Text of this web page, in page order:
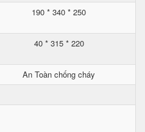
190 * 340 * 250
40 * 315 * 220
An Toàn chống cháy